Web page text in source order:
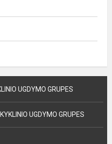
UGDYMO GRUPES
UGDYMO GRUPES